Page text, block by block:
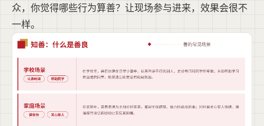
众，你觉得哪些行为算善？让现场参与进来，效果会很不
一样。